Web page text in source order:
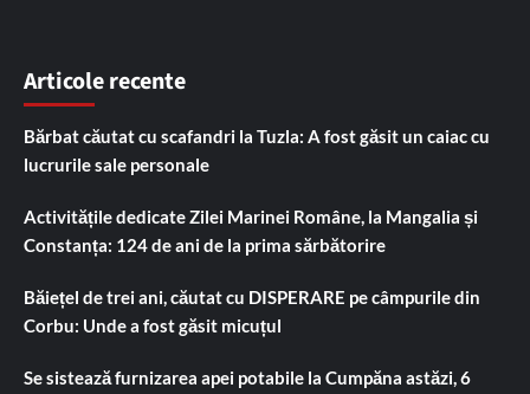
Articole recente
Bărbat căutat cu scafandri la Tuzla: A fost găsit un caiac cu
lucrurile sale personale
Activitățile dedicate Zilei Marinei Române, la Mangalia și
Constanța: 124 de ani de la prima sărbătorire
Băiețel de trei ani, căutat cu DISPERARE pe câmpurile din
Corbu: Unde a fost găsit micuțul
Se sistează furnizarea apei potabile la Cumpăna astăzi, 6